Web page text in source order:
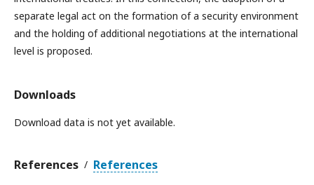
separate legal act on the formation of a security environment
and the holding of additional negotiations at the international
level is proposed.
Downloads
Download data is not yet available.
References / References